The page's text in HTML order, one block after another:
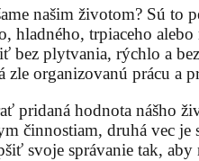
našim životom? Sú to
hladného, trpiaceho
plytvania, rýchlo a
organizovanú prácu a
pridaná hodnota nášho
činnostiam, druhá vec
svoje správanie tak,